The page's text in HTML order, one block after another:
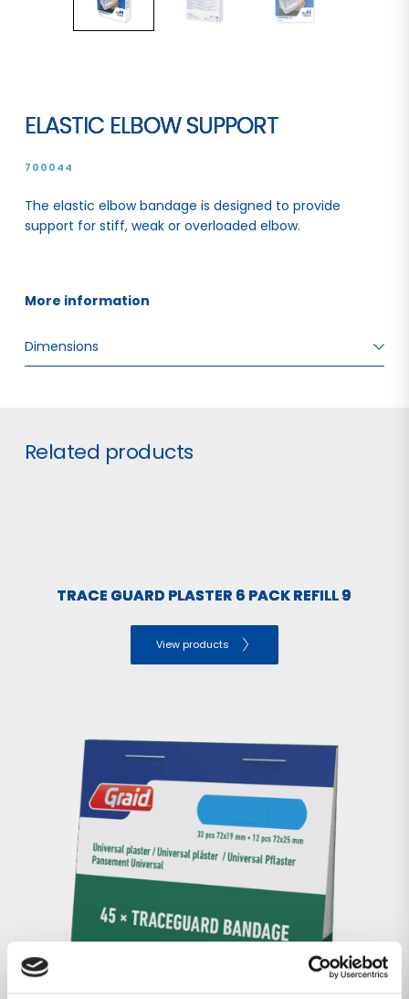
ELASTIC ELBOW SUPPORT
700044
The elastic elbow bandage is designed to provide
support for stiff, weak or overloaded elbow.
More information
Dimensions
Related products
TRACE GUARD PLASTER 6 PACK REFILL 9
View products